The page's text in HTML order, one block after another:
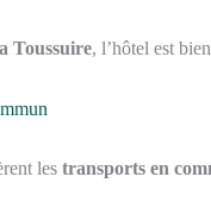
Toussuire, l’hôtel est
les transports en